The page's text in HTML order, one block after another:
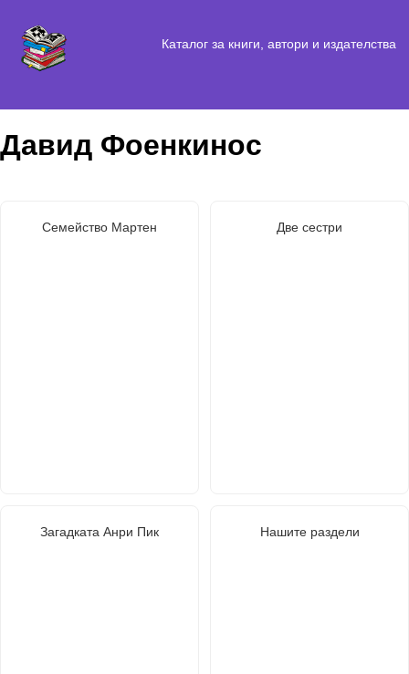
Каталог за книги, автори и издателства
Давид Фоенкинос
Семейство Мартен Две сестри
Загадката Анри Пик Нашите раздели